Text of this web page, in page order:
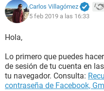
Carlos Villagómez
5 feb 2019 a las 16:33
Hola,
Lo primero que puedes
de sesión de tu cuenta en
tu navegador. Consulta:
contraseña de Facebook,